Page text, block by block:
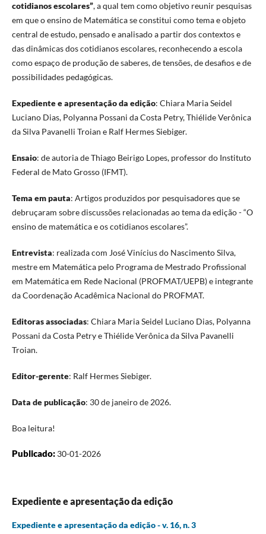
cotidianos escolares”, a qual tem como objetivo reunir pesquisas
em que o ensino de Matemática se constitui como tema e objeto
central de estudo, pensado e analisado a partir dos contextos e
das dinâmicas dos cotidianos escolares, reconhecendo a escola
como espaço de produção de saberes, de tensões, de desafios e de
possibilidades pedagógicas.
Expediente e apresentação da edição: Chiara Maria Seidel
Luciano Dias, Polyanna Possani da Costa Petry, Thiélide Verônica
da Silva Pavanelli Troian e Ralf Hermes Siebiger.
Ensaio: de autoria de Thiago Beirigo Lopes, professor do Instituto
Federal de Mato Grosso (IFMT).
Tema em pauta: Artigos produzidos por pesquisadores que se
debruçaram sobre discussões relacionadas ao tema da edição - “O
ensino de matemática e os cotidianos escolares”.
Entrevista: realizada com José Vinícius do Nascimento Silva,
mestre em Matemática pelo Programa de Mestrado Profissional
em Matemática em Rede Nacional (PROFMAT/UEPB) e integrante
da Coordenação Acadêmica Nacional do PROFMAT.
Editoras associadas: Chiara Maria Seidel Luciano Dias, Polyanna
Possani da Costa Petry e Thiélide Verônica da Silva Pavanelli
Troian.
Editor-gerente: Ralf Hermes Siebiger.
Data de publicação: 30 de janeiro de 2026.
Boa leitura!
Publicado: 30-01-2026
Expediente e apresentação da edição
Expediente e apresentação da edição - v. 16, n. 3